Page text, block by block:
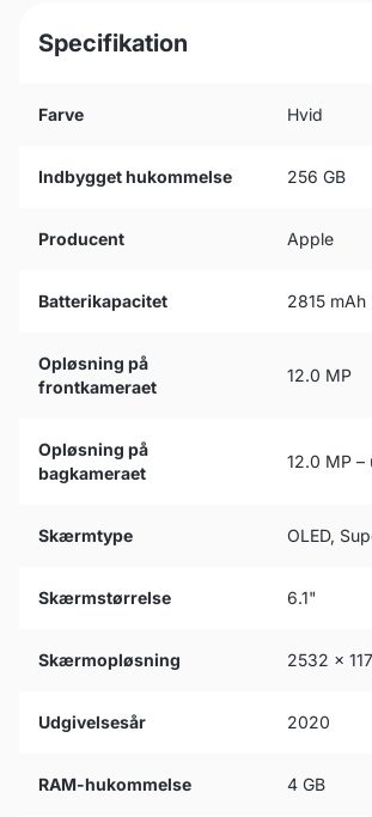
Specifikation
Farve Hvid
Indbygget hukommelse 256 GB
Producent Apple
Batterikapacitet 2815 mAh
Opløsning på
frontkameraet
12.0 MP
Opløsning på
bagkameraet
12.0 MP
Skærmtype OLED,
Skærmstørrelse 6.1"
Skærmopløsning 2532 x
Udgivelsesår 2020
RAM-hukommelse 4 GB